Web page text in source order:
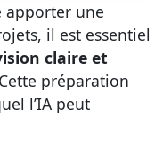
apporter une
il est essentiel
claire et
préparation
l’IA peut